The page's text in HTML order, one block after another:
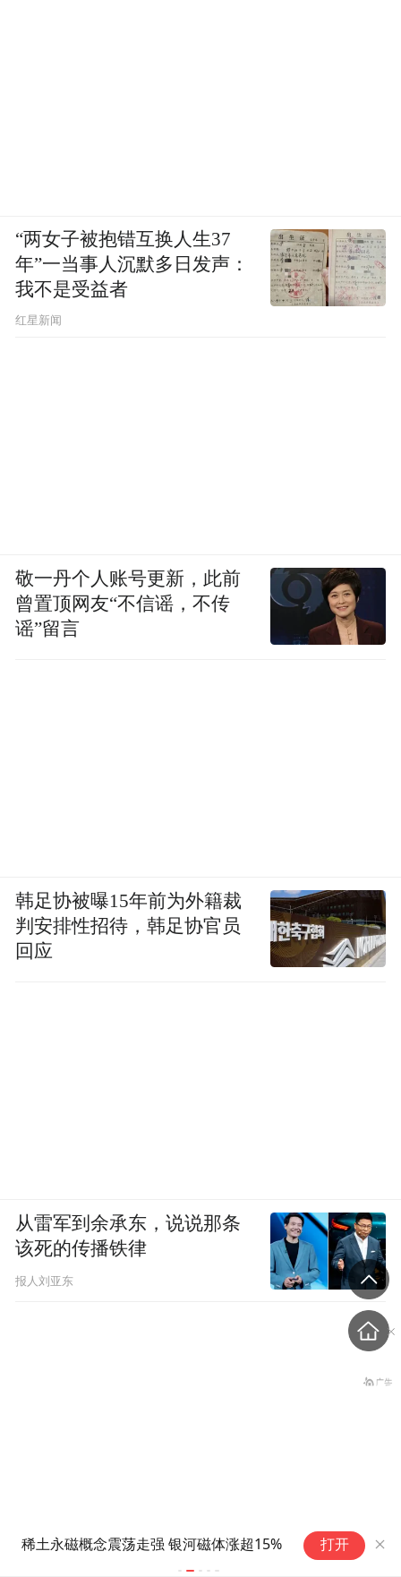
稀土永磁概念震荡走强 银河磁体涨超15% 打开
“两女子被抱错互换人生37
年”一当事人沉默多日发声：
我不是受益者
红星新闻
敬一丹个人账号更新，此前
曾置顶网友“不信谣，不传
谣”留言
韩足协被曝15年前为外籍裁
判安排性招待，韩足协官员
回应
从雷军到余承东，说说那条
该死的传播铁律
报人刘亚东
男童遭漏诊身亡，首诊医生
被判刑一年，出狱后发帖讲